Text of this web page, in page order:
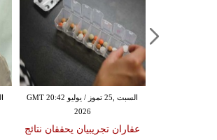
السبت ,25 تموز / يوليو GMT 20:42
2026
عقاران تجريبيان يحققان نتائج